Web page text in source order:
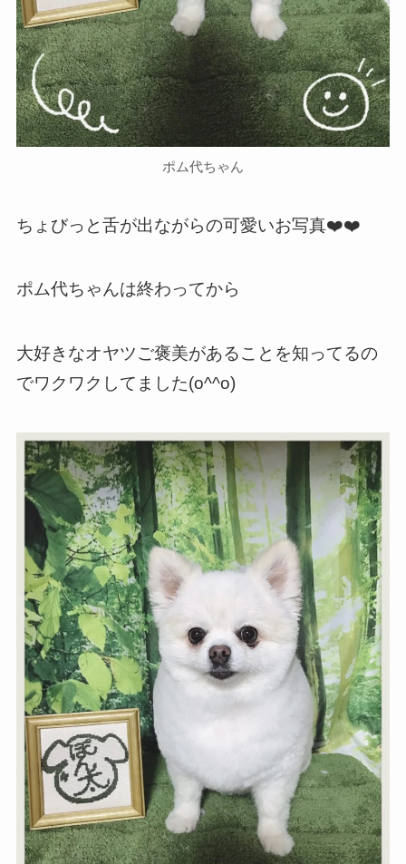
ポム代ちゃん
ちょびっと舌が出ながらの可愛いお写真❤️❤️
ポム代ちゃんは終わってから
大好きなオヤツご褒美があることを知ってるの
でワクワクしてました(o^^o)